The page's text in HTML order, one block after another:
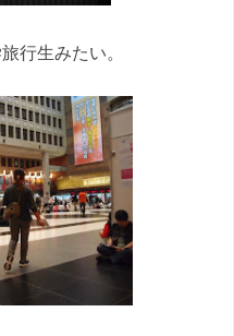
行生みたい。